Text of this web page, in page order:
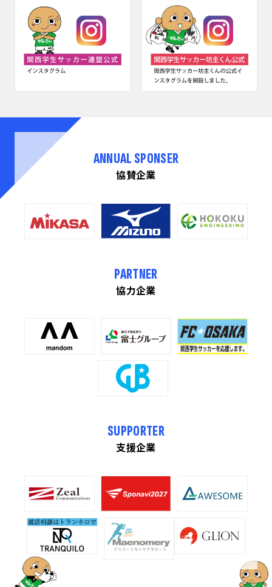
ANNUAL SPONSER
協賛企業
PARTNER
協力企業
SUPPORTER
支援企業